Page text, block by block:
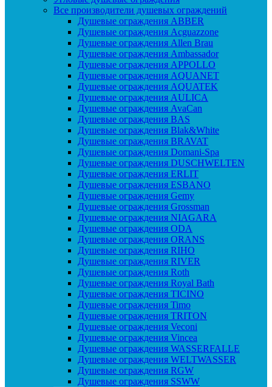
Все производители душевых ограждений
Душевые ограждения ABBER
Душевые ограждения Acguazzone
Душевые ограждения Allen Brau
Душевые ограждения Ambassador
Душевые ограждения APPOLLO
Душевые ограждения AQUANET
Душевые ограждения AQUATEK
Душевые ограждения AULICA
Душевые ограждения AvaCan
Душевые ограждения BAS
Душевые ограждения Blak&White
Душевые ограждения BRAVAT
Душевые ограждения Domani-Spa
Душевые ограждения DUSCHWELTEN
Душевые ограждения ERLIT
Душевые ограждения ESBANO
Душевые ограждения Gemy
Душевые ограждения Grossman
Душевые ограждения NIAGARA
Душевые ограждения ODA
Душевые ограждения ORANS
Душевые ограждения RIHO
Душевые ограждения RIVER
Душевые ограждения Roth
Душевые ограждения Royal Bath
Душевые ограждения TICINO
Душевые ограждения Timo
Душевые ограждения TRITON
Душевые ограждения Veconi
Душевые ограждения Vincea
Душевые ограждения WASSERFALLE
Душевые ограждения WELTWASSER
Душевые ограждения RGW
Душевые ограждения SSWW